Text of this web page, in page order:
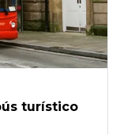
turístico